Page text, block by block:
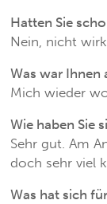
Hatten Sie
Nein, nicht
Was war Ihnen
Mich wieder
Wie haben Sie
Sehr gut. Am
doch sehr viel
Was hat sich